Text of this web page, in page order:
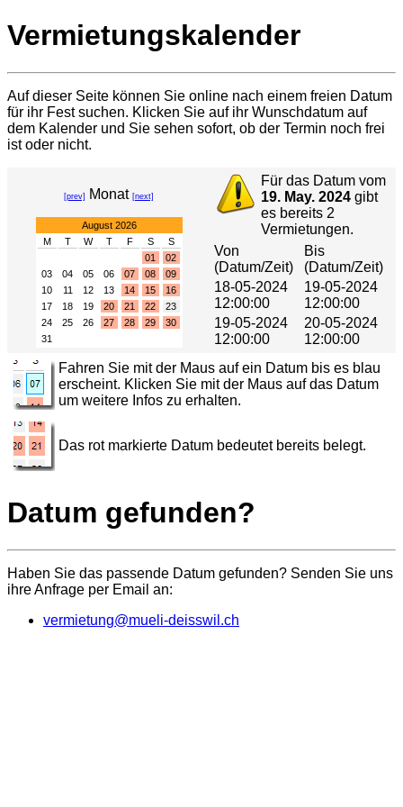
Vermietungskalender
Auf dieser Seite können Sie online nach einem freien Datum
für ihr Fest suchen. Klicken Sie auf ihr Wunschdatum auf
dem Kalender und Sie sehen sofort, ob der Termin noch frei
ist oder nicht.
[prev] Monat [next]
August 2026
M
T W T F S
S
01
02
03
04 05 06 07 08
09
10
11 12 13 14 15
16
17
18 19 20 21 22
23
24
25 26 27 28 29
30
31
Für das Datum vom
19. May. 2024 gibt
es bereits 2
Vermietungen.
Von
(Datum/Zeit)
Bis
(Datum/Zeit)
18-05-2024
12:00:00
19-05-2024
12:00:00
19-05-2024
12:00:00
20-05-2024
12:00:00
Fahren Sie mit der Maus auf ein Datum bis es blau
erscheint. Klicken Sie mit der Maus auf das Datum
um weitere Infos zu erhalten.
Das rot markierte Datum bedeutet bereits belegt.
Datum gefunden?
Haben Sie das passende Datum gefunden? Senden Sie uns
ihre Anfrage per Email an:
vermietung@mueli-deisswil.ch